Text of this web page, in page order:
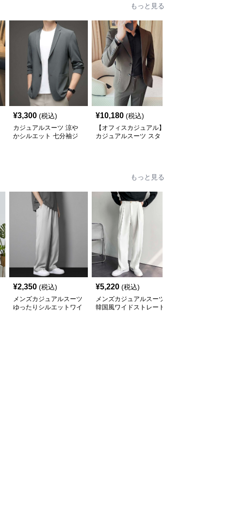
もっと見る
¥3,300 (税込)
カジュアルスーツ 涼や
かシルエット 七分袖ジ
¥10,180 (税込)
【オフィスカジュアル】
カジュアルスーツ スタ
もっと見る
¥2,350 (税込)
メンズカジュアルスーツ
ゆったりシルエットワイ
¥5,220 (税込)
メンズカジュアルスーツ
韓国風ワイドストレート